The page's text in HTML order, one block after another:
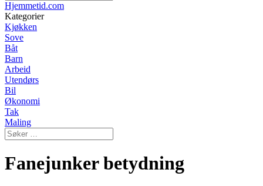
Hjemmetid.com
Kategorier
Kjøkken
Sove
Båt
Barn
Arbeid
Utendørs
Bil
Økonomi
Tak
Maling
Fanejunker betydning